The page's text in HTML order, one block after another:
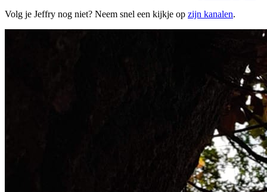
Volg je Jeffry nog niet? Neem snel een kijkje op zijn kanalen.